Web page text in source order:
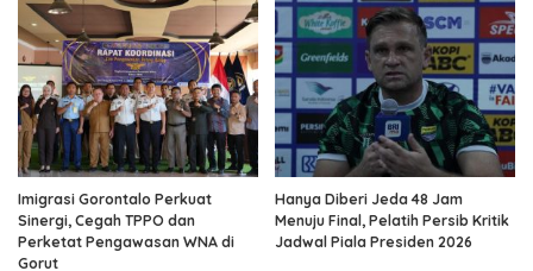
Imigrasi Gorontalo Perkuat
Sinergi, Cegah TPPO dan
Perketat Pengawasan WNA di
Gorut
Hanya Diberi Jeda 48 Jam
Menuju Final, Pelatih Persib Kritik
Jadwal Piala Presiden 2026